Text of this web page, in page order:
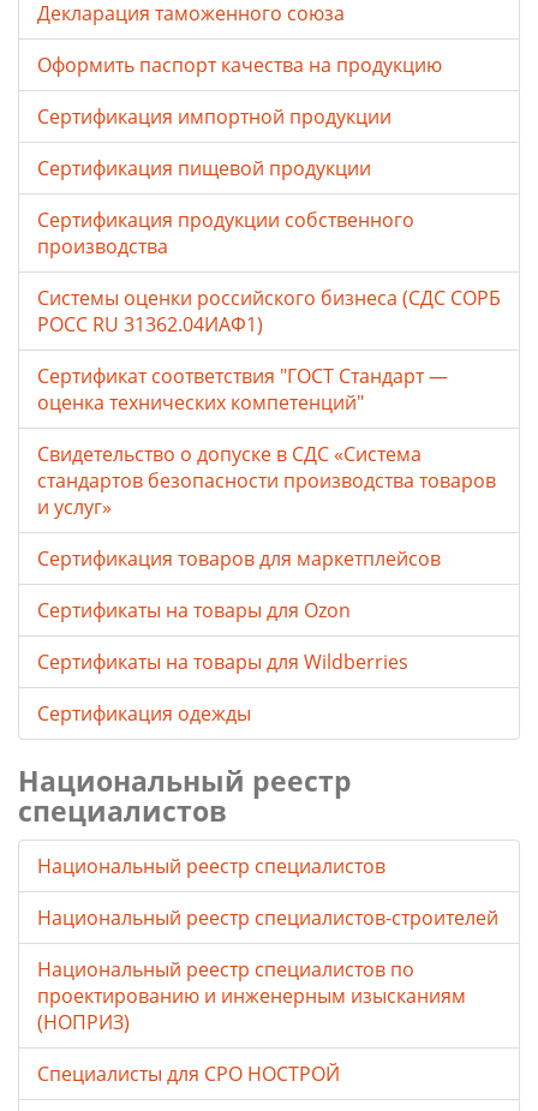
Декларация таможенного союза
Оформить паспорт качества на продукцию
Сертификация импортной продукции
Сертификация пищевой продукции
Сертификация продукции собственного
производства
Системы оценки российского бизнеса (СДС СОРБ
РОСС RU 31362.04ИАФ1)
Сертификат соответствия "ГОСТ Стандарт —
оценка технических компетенций"
Свидетельство о допуске в СДС «Система
стандартов безопасности производства товаров
и услуг»
Сертификация товаров для маркетплейсов
Cертификаты на товары для Ozon
Cертификаты на товары для Wildberries
Сертификация одежды
Национальный реестр
специалистов
Национальный реестр специалистов
Национальный реестр специалистов-строителей
Национальный реестр специалистов по
проектированию и инженерным изысканиям
(НОПРИЗ)
Специалисты для СРО НОСТРОЙ